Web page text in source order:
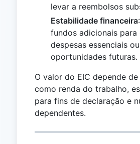
levar a reembolsos
Estabilidade financeira
fundos adicionais para
despesas essenciais
oportunidades futuras.
O valor do EIC depende
como renda do trabalho,
para fins de declaração e
dependentes.